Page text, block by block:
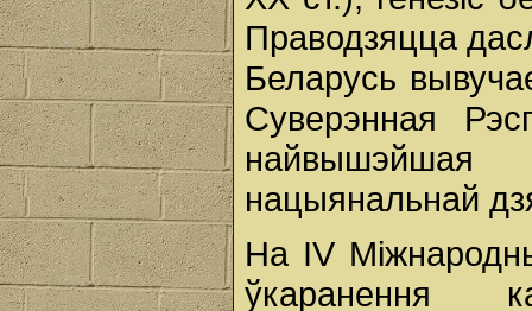
Праводзяцца
Беларусь
Суверэнная
найвышэйшая
нацыянальнай
На IV
ўкаранення